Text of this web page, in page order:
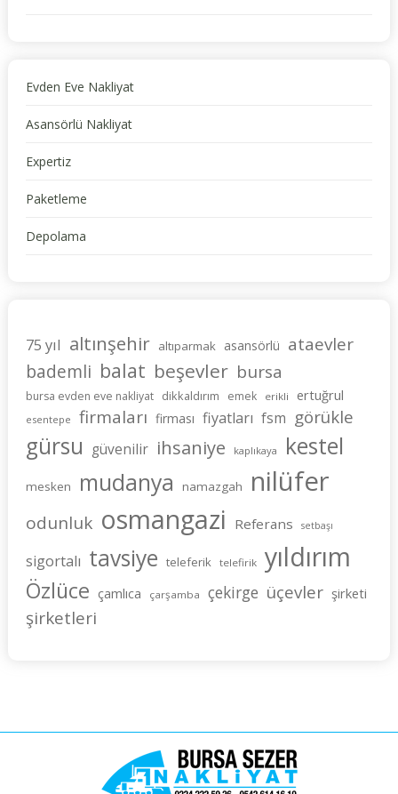
Evden Eve Nakliyat
Asansörlü Nakliyat
Expertiz
Paketleme
Depolama
75 yıl altınşehir altıparmak asansörlü ataevler
bademli balat beşevler bursa
bursa evden eve nakliyat dikkaldırım emek erikli ertuğrul
esentepe firmaları firması fiyatları fsm görükle
gürsu güvenilir ihsaniye kaplıkaya kestel
mesken mudanya namazgah nilüfer
odunluk osmangazi Referans setbaşı
sigortalı tavsiye teleferik telefirik yıldırım
Özlüce çamlıca çarşamba çekirge üçevler şirketi
şirketleri